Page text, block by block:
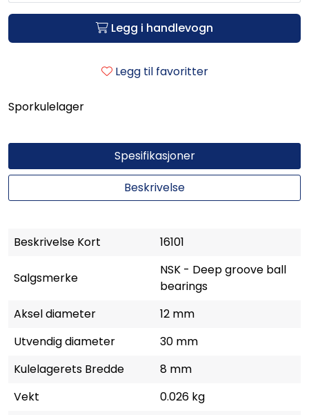
Legg i handlevogn
Legg til favoritter
Sporkulelager
Spesifikasjoner
Beskrivelse
Beskrivelse Kort 16101
Salgsmerke
NSK - Deep groove ball
bearings
Aksel diameter
12 mm
Utvendig diameter
30 mm
Kulelagerets Bredde
8 mm
Vekt
0.026 kg